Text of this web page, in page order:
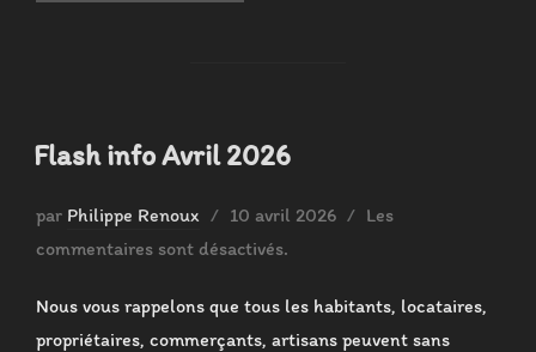
Flash info Avril 2026
par Philippe Renoux
Publié
le
10 avril 2026
Les
commentaires sont désactivés.
Nous vous rappelons que tous les habitants, locataires,
propriétaires, commerçants, artisans peuvent sans